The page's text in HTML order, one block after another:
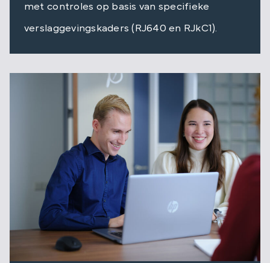
met controles op basis van specifieke
verslaggevingskaders (RJ640 en RJkC1).